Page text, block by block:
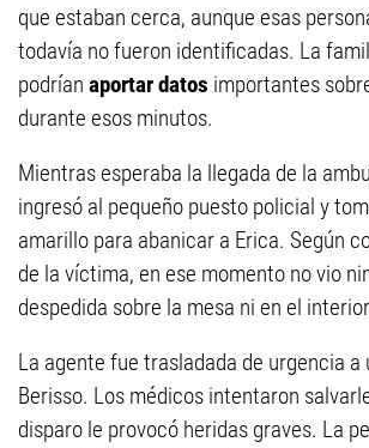
que estaban cerca, aunque esas
todavía no fueron identificadas. La
podrían aportar datos importantes
durante esos minutos.
Mientras esperaba la llegada de la
ingresó al pequeño puesto policial y
amarillo para abanicar a Erica. Según
de la víctima, en ese momento no vio
despedida sobre la mesa ni en el
La agente fue trasladada de urgencia a
Berisso. Los médicos intentaron
disparo le provocó heridas graves. La